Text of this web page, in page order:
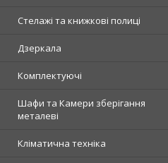
Стелажі та книжкові полиці
Дзеркала
Комплектуючі
Шафи та Камери зберігання
металеві
Кліматична техніка